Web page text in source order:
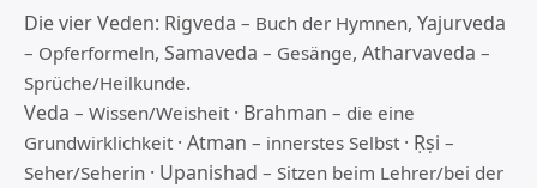
Die vier Veden: Rigveda – Buch der Hymnen, Yajurveda
– Opferformeln, Samaveda – Gesänge, Atharvaveda –
Sprüche/Heilkunde.
Veda – Wissen/Weisheit · Brahman – die eine
Grundwirklichkeit · Atman – innerstes Selbst · Ṛṣi –
Seher/Seherin · Upanishad – Sitzen beim Lehrer/bei der